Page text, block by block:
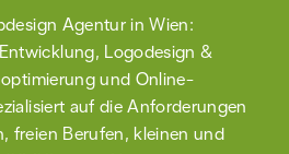
Agentur in Wien:
, Logodesign &
und Online-
auf die Anforderungen
freien Berufen, kleinen und